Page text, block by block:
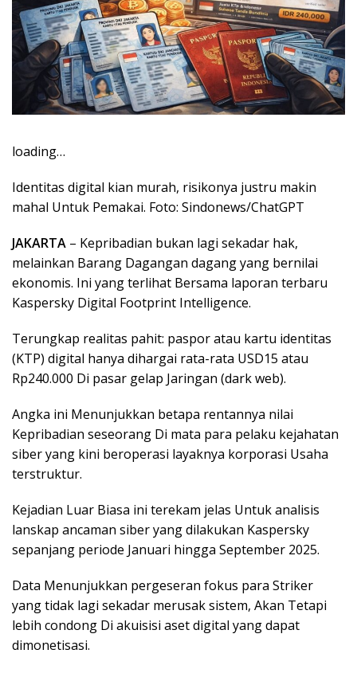
loading…
Identitas digital kian murah, risikonya justru makin
mahal Untuk Pemakai. Foto: Sindonews/ChatGPT
JAKARTA – Kepribadian bukan lagi sekadar hak,
melainkan Barang Dagangan dagang yang bernilai
ekonomis. Ini yang terlihat Bersama laporan terbaru
Kaspersky Digital Footprint Intelligence.
Terungkap realitas pahit: paspor atau kartu identitas
(KTP) digital hanya dihargai rata-rata USD15 atau
Rp240.000 Di pasar gelap Jaringan (dark web).
Angka ini Menunjukkan betapa rentannya nilai
Kepribadian seseorang Di mata para pelaku kejahatan
siber yang kini beroperasi layaknya korporasi Usaha
terstruktur.
Kejadian Luar Biasa ini terekam jelas Untuk analisis
lanskap ancaman siber yang dilakukan Kaspersky
sepanjang periode Januari hingga September 2025.
Data Menunjukkan pergeseran fokus para Striker
yang tidak lagi sekadar merusak sistem, Akan Tetapi
lebih condong Di akuisisi aset digital yang dapat
dimonetisasi.